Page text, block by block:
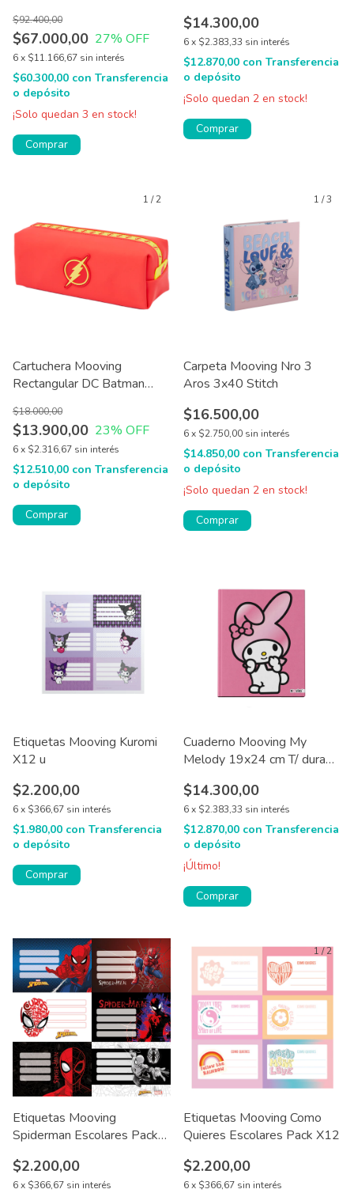
$67.000,00
$92.400,00
27% OFF
6x $11.166,67 sin interés
$60.300,00 con Transferencia
o depósito
¡Solo quedan 3 en stock!
Comprar
$14.300,00
6x $2.383,33 sin interés
$12.870,00 con Transferencia
o depósito
¡Solo quedan 2 en stock!
Comprar
1 /2
Cartuchera Mooving
Rectangular DC Batman
$13.900,00
$18.000,00
23% OFF
6x $2.316,67 sin interés
$12.510,00 con Transferencia
o depósito
Comprar
1 /3
Carpeta Mooving Nro 3
Aros 3x40 Stitch
$16.500,00
6x $2.750,00 sin interés
$14.850,00 con Transferencia
o depósito
¡Solo quedan 2 en stock!
Comprar
Etiquetas Mooving Kuromi
X12 u
$2.200,00
6x $366,67 sin interés
$1.980,00 con Transferencia
o depósito
Cuaderno Mooving My
Melody 19x24 cm T/ dura
$14.300,00
6x $2.383,33 sin interés
$12.870,00 con Transferencia
o depósito
¡Último!
Comprar
1/2
Etiquetas Mooving
Spiderman Escolares Pack
$2.200,00
6x $366,67 sin interés
1/2
Etiquetas Mooving Como
Quieres Escolares Pack X12
$2.200,00
6x $366,67 sin interés